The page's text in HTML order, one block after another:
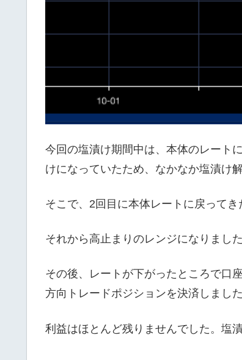
今回の塩漬け期間中は、本体のレート
けになっていたため、なかなか塩漬け
そこで、2回目に本体レートに戻ってき
それから高止まりのレンジになりまし
その後、レートが下がったところで口
方向トレードポジションを決済しました
利益はほとんど残りませんでした。塩